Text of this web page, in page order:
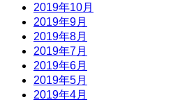
2019年10月
2019年9月
2019年8月
2019年7月
2019年6月
2019年5月
2019年4月